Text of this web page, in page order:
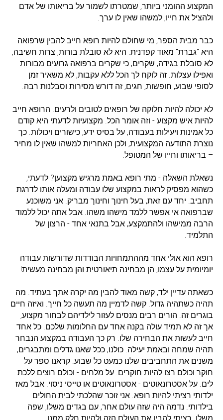
המקצוע ההומני ביותר, שמטרתו לשמור על בריאותו של אדם
ולהציל את חייו; למשהו שאין לו ערך.
כבר מבית הספר, מי שחולם להיות רופא חייב להבין שרפואה
היא "גברת" מאוד קפדנית. היא לא סובלת בורות, צרות חשיבה,
לא סובלת בגידה, שקרים, כי שקרים ברפואה גרועים מבורות
ואפילו עצלות. זה לוקח לך הכל ללא עקבות, לא משאיר זמן
לסופי שבוע, חופשות, חגים, זה דורש מסירות וסבלנות רבה.
לא יכולה להיות חלוקה של רופאים לטובים ולרעים. הרופא חייב
להיות איש מקצוע - וזה אומר הכל. מקצועיות לדעתי היא קודם
כל אמינות ויעילות בעבודה, על בסיס ידע, כישורים ויכולות. כך
נוצרת התודעה המקצועית, ולכן האחריות למשהו שאין לו מחיר
– בריאותו וחייו של המטופל.
נשאלת השאלה - מתי רופא באמת מרגיש מקצוען? לדעתי,
כשהוא מפסיק לראות במקצוע שלו עבודה ומעלה אותו לדרגת
תחביב. יחד עם זאת, בעל חינוך וחינוך מבריק. אני משוכנע
שברפואה אי אפשר ללמד מישהו משהו. אבל אתה יכול ללמוד
הרבה ממישהו ולהתמקצע, אבל בתנאי אחד - הרצון של
התלמיד.
רופא הוא אולי אחד מההתמחויות הבודדות שדורשות עבודה
יומיומית על עצמו, הן מבחינה תיאורטית והן מבחינה מעשית!
כשאתה עדיין ילד, קשה מאוד להבין מה יקרה אתך בעתיד. מה
תהיה כשתהיה גדול. קשה לדמיין מה תעשה כל חייך. ואיזה חיים
בוגרים זה. הורים רבים מנסים לעזור לילדיהם לבחור מקצוע,
אך זה לא תמיד עולה בקנה אחד עם החלומות שלכם. כל אחד
חייב לעשות את הבחירה שלו. רק כך העבודה במקצוע הנבחר
תהיה שמחה ובאמת יעילה. כולנו, ככל שאנו גדלים ומתבגרים,
משנים את התחביבים שלנו כמעט כל שבוע. קראנו ספר על
חוקר וכולם רצו להיות חוקרים. על מלחים - וכולם רוצים ללכת
לים. על אסטרונאוטים - אסטרונאוטים או טייסי ניסוי. אבל מאז
ילדותי רציתי להיות רופא. אני זוכר שהלכתי לבית החולים
בילדותי. נדמה היה שזה עולם אחר, עם בגדים משלו, שפה